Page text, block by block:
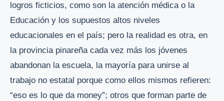
logros ficticios, como son la atención médica o la
Educación y los supuestos altos niveles
educacionales en el país; pero la realidad es otra, en
la provincia pinareña cada vez más los jóvenes
abandonan la escuela, la mayoría para unirse al
trabajo no estatal porque como ellos mismos refieren:
“eso es lo que da money”; otros que forman parte de